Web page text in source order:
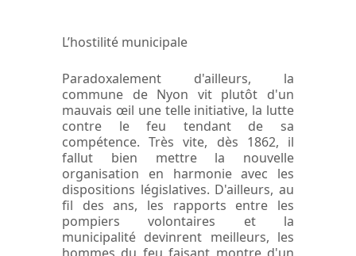
L’hostilité municipale
Paradoxalement d'ailleurs, la
commune de Nyon vit plutôt d'un
mauvais œil une telle initiative, la lutte
contre le feu tendant de sa
compétence. Très vite, dès 1862, il
fallut bien mettre la nouvelle
organisation en harmonie avec les
dispositions législatives. D'ailleurs, au
fil des ans, les rapports entre les
pompiers volontaires et la
municipalité devinrent meilleurs, les